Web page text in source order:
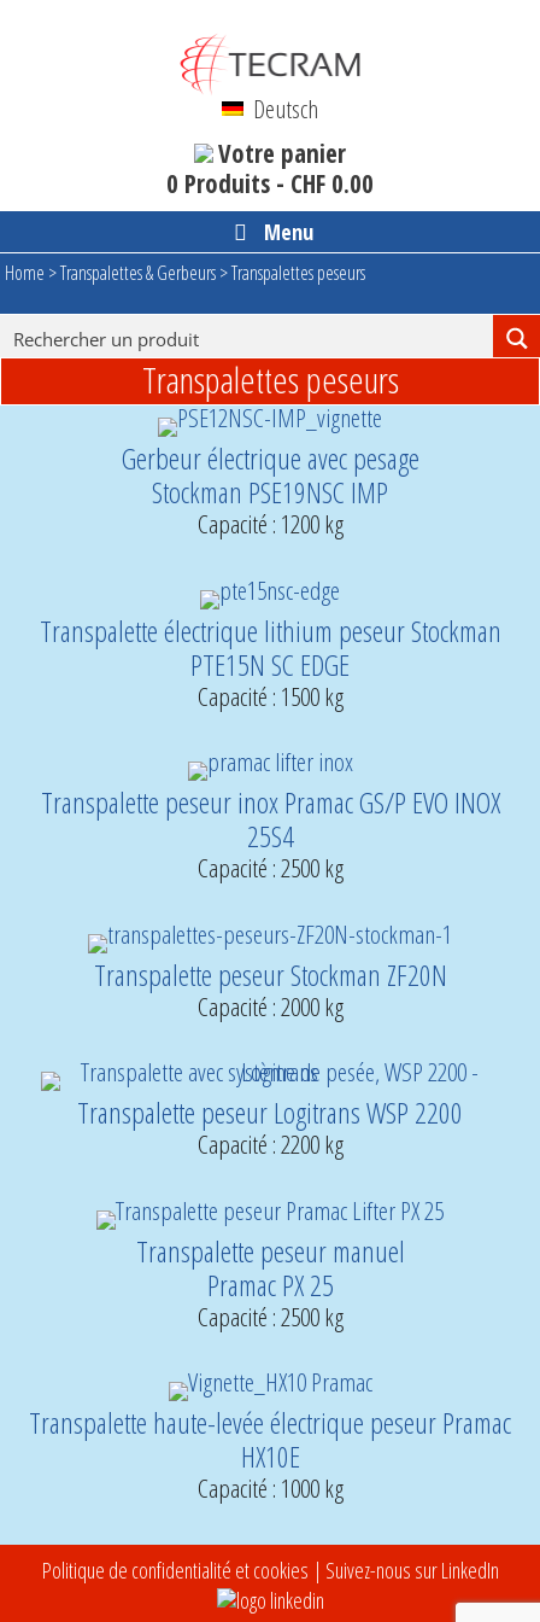
Deutsch
Votre panier
0 Produits - CHF 0.00
Menu
Home >Transpalettes & Gerbeurs>Transpalettes peseurs
Transpalettes peseurs
Gerbeur électrique avec pesage
Stockman PSE19NSC IMP
Capacité : 1200 kg
Transpalette électrique lithium peseur Stockman
PTE15N SC EDGE
Capacité : 1500 kg
Transpalette peseur inox Pramac GS/P EVO INOX
25S4
Capacité : 2500 kg
Transpalette peseur Stockman ZF20N
Capacité : 2000 kg
Transpalette peseur Logitrans WSP 2200
Capacité : 2200 kg
Transpalette peseur manuel
Pramac PX 25
Capacité : 2500 kg
Transpalette haute-levée électrique peseur Pramac
HX10E
Capacité : 1000 kg
Politique de confidentialité et cookies | Suivez-nous sur LinkedIn